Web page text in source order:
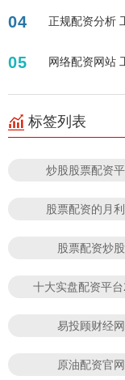
04 正规配资分析
05 网络配资网站
标签列表
炒股股票配资
股票配资的月
股票配资炒股
十大实盘配资平
易投顾财经网
原油配资官网